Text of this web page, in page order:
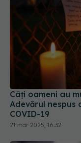
Câți oameni au
Adevărul nespus
COVID-19
21 mar 2025, 16:32